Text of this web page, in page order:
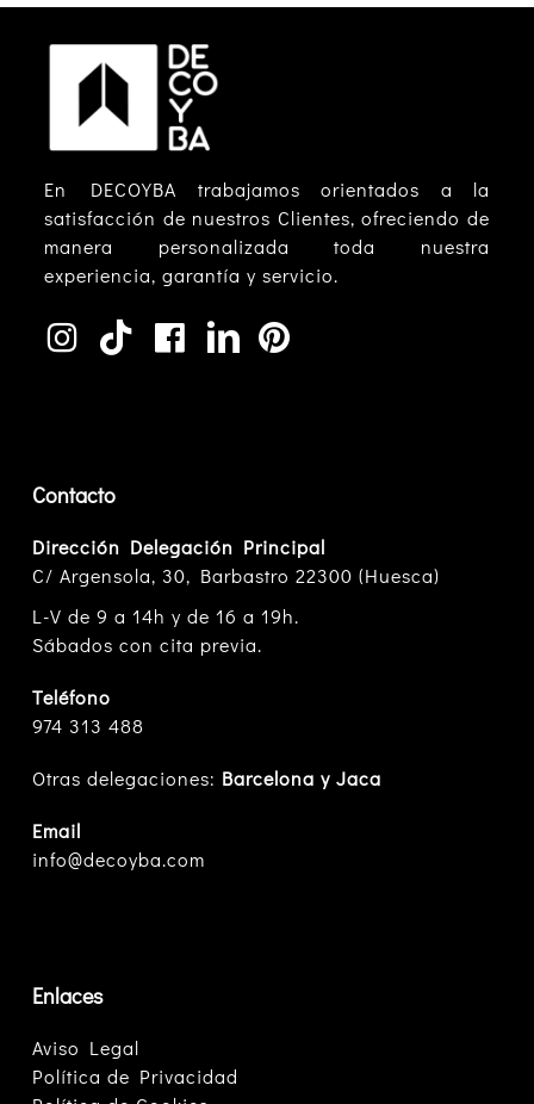
En DECOYBA trabajamos orientados a la
satisfacción de nuestros Clientes, ofreciendo de
manera personalizada toda nuestra
experiencia, garantía y servicio.
Contacto
Dirección Delegación Principal
C/ Argensola, 30, Barbastro 22300 (Huesca)
L-V de 9 a 14h y de 16 a 19h.
Sábados con cita previa.
Teléfono
974 313 488
Otras delegaciones: Barcelona y Jaca
Email
info@decoyba.com
Enlaces
Aviso Legal
Política de Privacidad